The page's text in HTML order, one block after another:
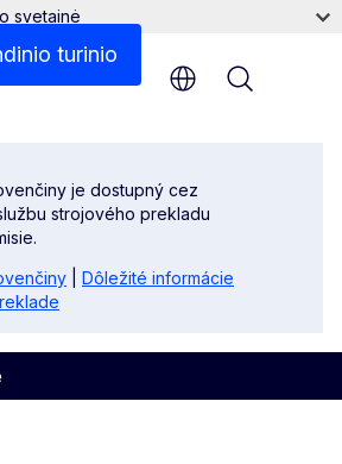
turinio
svetainė
je dostupný cez
strojového prekladu
Dôležité informácie